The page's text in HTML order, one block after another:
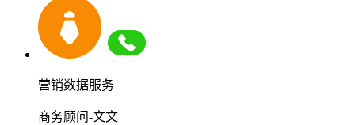
营销数据服务
商务顾问-文文